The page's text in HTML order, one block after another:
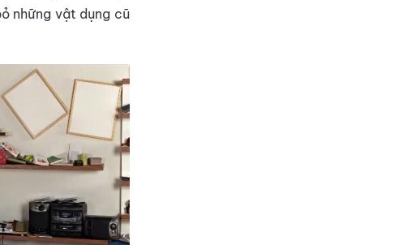
những vật dụng cũ